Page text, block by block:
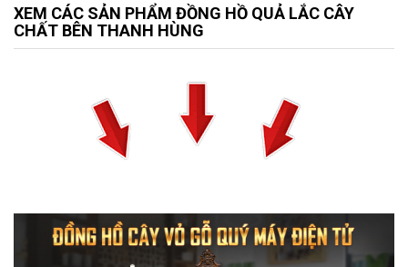
XEM CÁC SẢN PHẨM ĐỒNG HỒ QUẢ LẮC CÂY
CHẤT BÊN THANH HÙNG